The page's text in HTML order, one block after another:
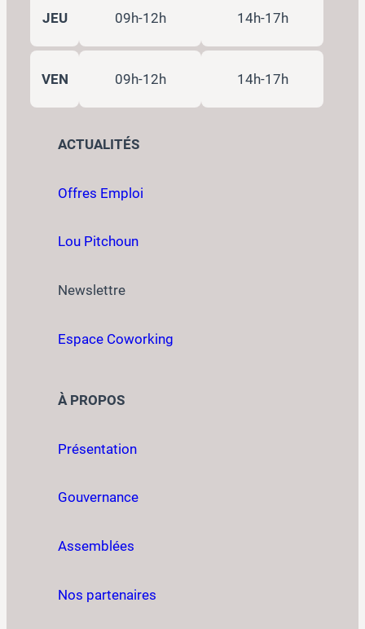
JEU 09h-12h 14h-17h
VEN 09h-12h 14h-17h
ACTUALITÉS
Offres Emploi
Lou Pitchoun
Newslettre
Espace Coworking
À PROPOS
Présentation
Gouvernance
Assemblées
Nos partenaires